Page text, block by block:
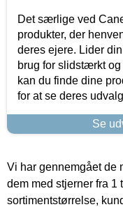
Det særlige ved
produkter, der
deres ejere. Lider
brug for slidstærkt
kan du finde dine
for at se deres
Se
Vi har gennemgået de
dem med stjerner fra 1
sortimentstørrelse,